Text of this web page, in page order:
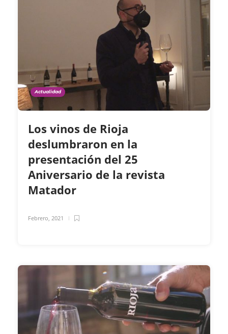
Actualidad
Los vinos de Rioja
deslumbraron en la
presentación del 25
Aniversario de la revista
Matador
Febrero, 2021